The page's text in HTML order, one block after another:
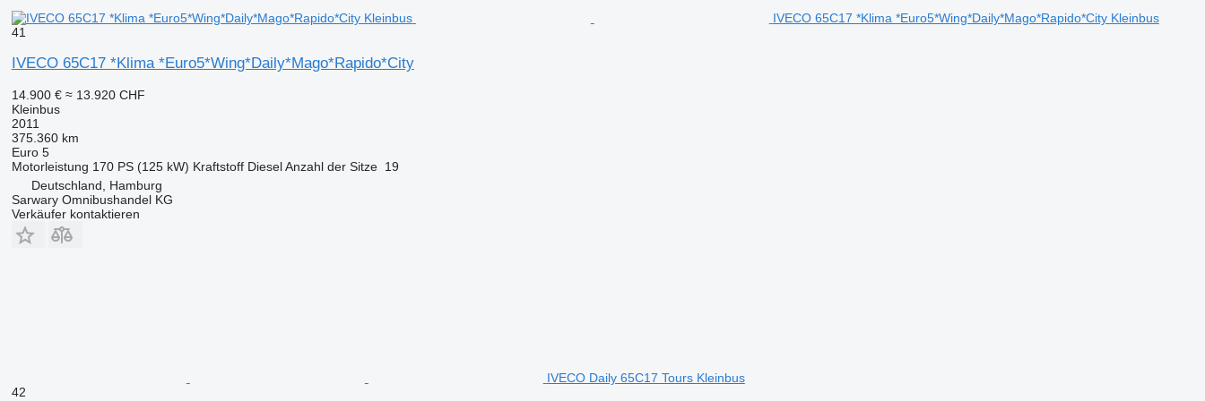
IVECO 65C17 *Klima *Euro5*Wing*Daily*Mago*Rapido*City Kleinbus
41
IVECO 65C17 *Klima *Euro5*Wing*Daily*Mago*Rapido*City
14.900 € ≈ 13.920 CHF
Kleinbus
2011
375.360 km
Euro 5
Motorleistung 170 PS (125 kW) Kraftstoff Diesel Anzahl der Sitze 19
Deutschland, Hamburg
Sarwary Omnibushandel KG
Verkäufer kontaktieren
IVECO Daily 65C17 Tours Kleinbus
42